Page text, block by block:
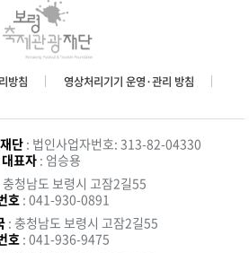
방침
영상처리기기 운영·관리 방침
단 : 법인사업자번호: 313-82-04330
대표자: 엄승용
충청남도 보령시 고잠2길55
호 : 041-930-0891
: 충청남도 보령시 고잠2길55
호 : 041-936-9475